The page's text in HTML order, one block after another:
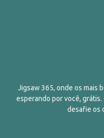
Jigsaw 365, onde os mais
esperando por você,
desafie os